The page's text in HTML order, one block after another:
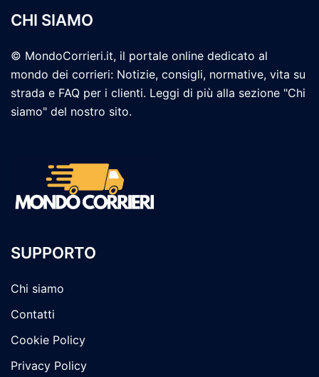
CHI SIAMO
© MondoCorrieri.it, il portale online dedicato al
mondo dei corrieri: Notizie, consigli, normative, vita su
strada e FAQ per i clienti. Leggi di più alla sezione "Chi
siamo" del nostro sito.
SUPPORTO
Chi siamo
Contatti
Cookie Policy
Privacy Policy